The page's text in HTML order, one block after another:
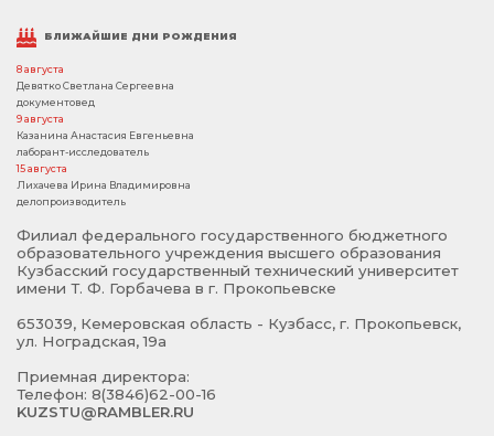
БЛИЖАЙШИЕ ДНИ РОЖДЕНИЯ
8 августа
Девятко Светлана Сергеевна
документовед
9 августа
Казанина Анастасия Евгеньевна
лаборант-исследователь
15 августа
Лихачева Ирина Владимировна
делопроизводитель
Филиал федерального государственного бюджетного
образовательного учреждения высшего образования
Кузбасский государственный технический университет
имени Т. Ф. Горбачева в г. Прокопьевске
653039, Кемеровская область - Кузбасс, г. Прокопьевск,
ул. Ноградская, 19а
Приемная директора:
Телефон: 8(3846)62-00-16
KUZSTU@RAMBLER.RU